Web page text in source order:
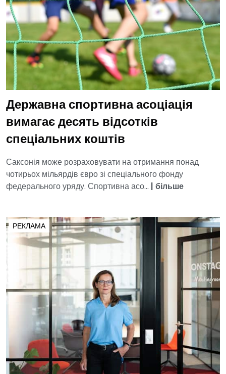
Державна спортивна асоціація
вимагає десять відсотків
спеціальних коштів
Саксонія може розраховувати на отримання понад
чотирьох мільярдів євро зі спеціального фонду
федерального уряду. Спортивна асо... | більше
РЕКЛАМА